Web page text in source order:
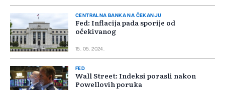
CENTRALNA BANKA NA ČEKANJU
Fed: Inflacija pada sporije od
očekivanog
15. 05. 2024.
FED
Wall Street: Indeksi porasli nakon
Powellovih poruka